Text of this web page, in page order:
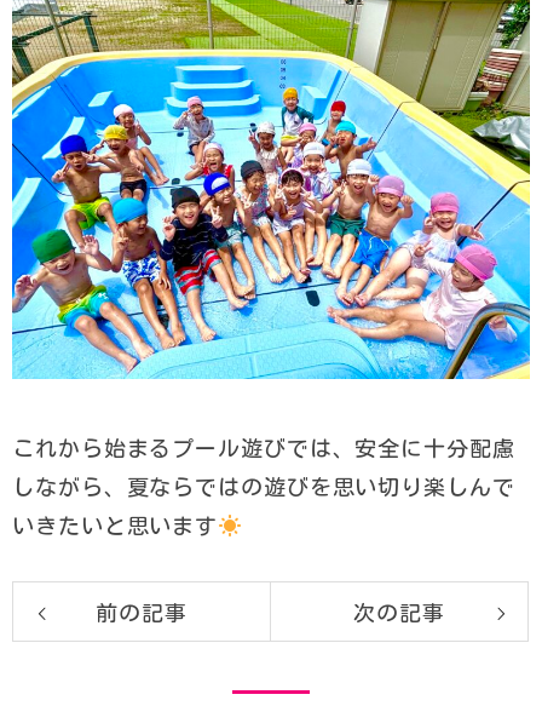
これから始まるプール遊びでは、安全に十分配慮
しながら、夏ならではの遊びを思い切り楽しんで
いきたいと思います
前の記事 次の記事